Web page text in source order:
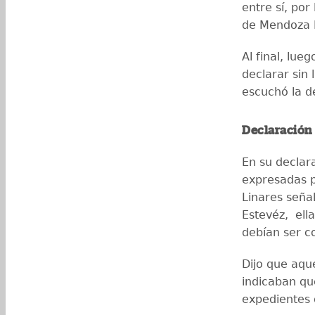
entre sí, por
de
Al final,
declarar sin
escuchó la
Declaración
En su
expresadas
Linares
Estevéz,
debían ser
Dijo que
indicaban